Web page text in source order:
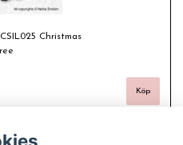
Christmas